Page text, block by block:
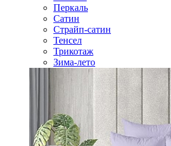
Перкаль
Сатин
Страйп-сатин
Тенсел
Трикотаж
Зима-лето